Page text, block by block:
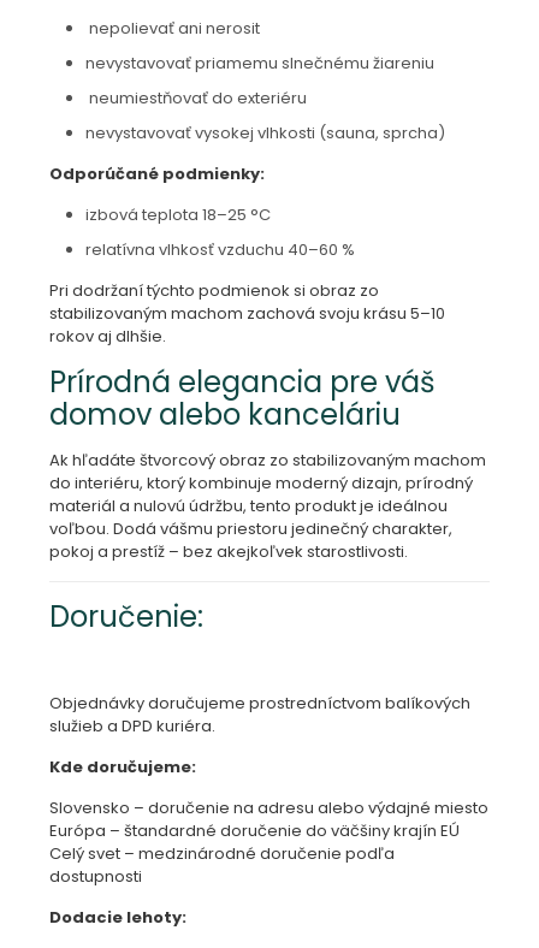
nepolievať ani nerosit
nevystavovať priamemu slnečnému žiareniu
neumiestňovať do exteriéru
nevystavovať vysokej vlhkosti (sauna, sprcha)
Odporúčané podmienky:
izbová teplota 18–25 °C
relatívna vlhkosť vzduchu 40–60 %
Pri dodržaní týchto podmienok si obraz zo
stabilizovaným machom zachová svoju krásu 5–10
rokov aj dlhšie.
Prírodná elegancia pre váš
domov alebo kanceláriu
Ak hľadáte štvorcový obraz zo stabilizovaným machom
do interiéru, ktorý kombinuje moderný dizajn, prírodný
materiál a nulovú údržbu, tento produkt je ideálnou
voľbou. Dodá vášmu priestoru jedinečný charakter,
pokoj a prestíž – bez akejkoľvek starostlivosti.
Doručenie:
Objednávky doručujeme prostredníctvom balíkových
služieb a DPD kuriéra.
Kde doručujeme:
Slovensko – doručenie na adresu alebo výdajné miesto
Európa – štandardné doručenie do väčšiny krajín EÚ
Celý svet – medzinárodné doručenie podľa
dostupnosti
Dodacie lehoty: